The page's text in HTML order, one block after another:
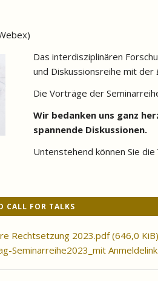
Das interdisziplinären
und Diskussionsreihe mit der
Die Vorträge der
Wir bedanken uns ganz
spannende Diskussionen.
Untenstehend können Sie
CALL FOR TALKS
Rechtsetzung 2023.pdf(646,0 KiB)
Seminarreihe2023_mit